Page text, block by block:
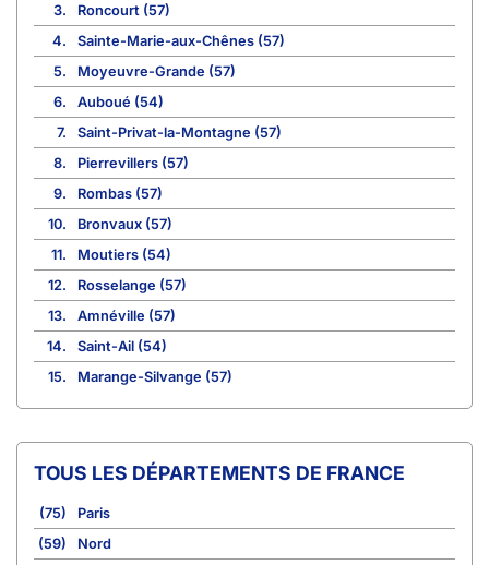
3.
Roncourt (57)
4.
Sainte-Marie-aux-Chênes (57)
5.
Moyeuvre-Grande (57)
6.
Auboué (54)
7.
Saint-Privat-la-Montagne (57)
8.
Pierrevillers (57)
9.
Rombas (57)
10.
Bronvaux (57)
11.
Moutiers (54)
12.
Rosselange (57)
13.
Amnéville (57)
14.
Saint-Ail (54)
15.
Marange-Silvange (57)
TOUS LES DÉPARTEMENTS DE FRANCE
(75)
Paris
(59)
Nord